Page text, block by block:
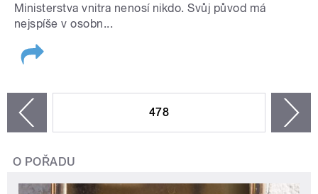
Ministerstva vnitra nenosí nikdo. Svůj původ má
nejspíše v osobn...
478
O POŘADU